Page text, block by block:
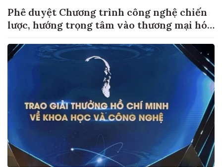
Phê duyệt Chương trình công nghệ chiến
lược, hướng trọng tâm vào thương mại hóa